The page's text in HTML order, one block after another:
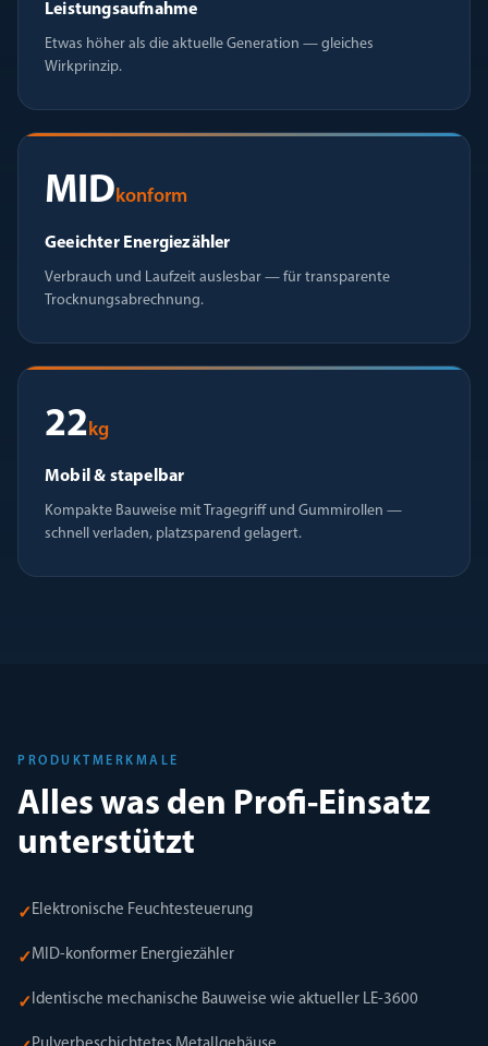
Leistungsaufnahme
Etwas höher als die aktuelle Generation — gleiches
Wirkprinzip.
MIDkonform
Geeichter Energiezähler
Verbrauch und Laufzeit auslesbar — für transparente
Trocknungsabrechnung.
22kg
Mobil & stapelbar
Kompakte Bauweise mit Tragegriff und Gummirollen —
schnell verladen, platzsparend gelagert.
PRODUKTMERKMALE
Alles was den Profi-Einsatz
unterstützt
✓ Elektronische Feuchtesteuerung
✓ MID-konformer Energiezähler
✓ Identische mechanische Bauweise wie aktueller LE-3600